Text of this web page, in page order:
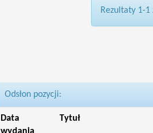
Rezultaty 1-1
Odsłon pozycji:
Data
Tytuł